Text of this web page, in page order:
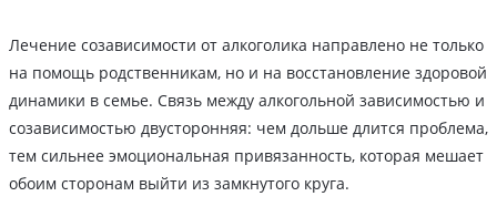
Лечение созависимости от алкоголика направлено не только
на помощь родственникам, но и на восстановление здоровой
динамики в семье. Связь между алкогольной зависимостью и
созависимостью двусторонняя: чем дольше длится проблема,
тем сильнее эмоциональная привязанность, которая мешает
обоим сторонам выйти из замкнутого круга.